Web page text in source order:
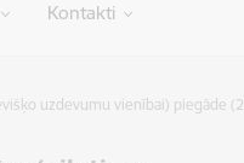
Kontakti
uzdevumu vienībai) piegāde